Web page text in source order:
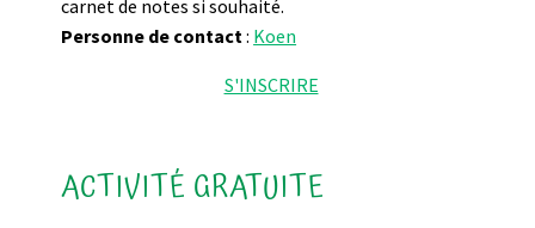
carnet de notes si souhaité.
Personne de contact: Koen
S'INSCRIRE
ACTIVITÉ GRATUITE